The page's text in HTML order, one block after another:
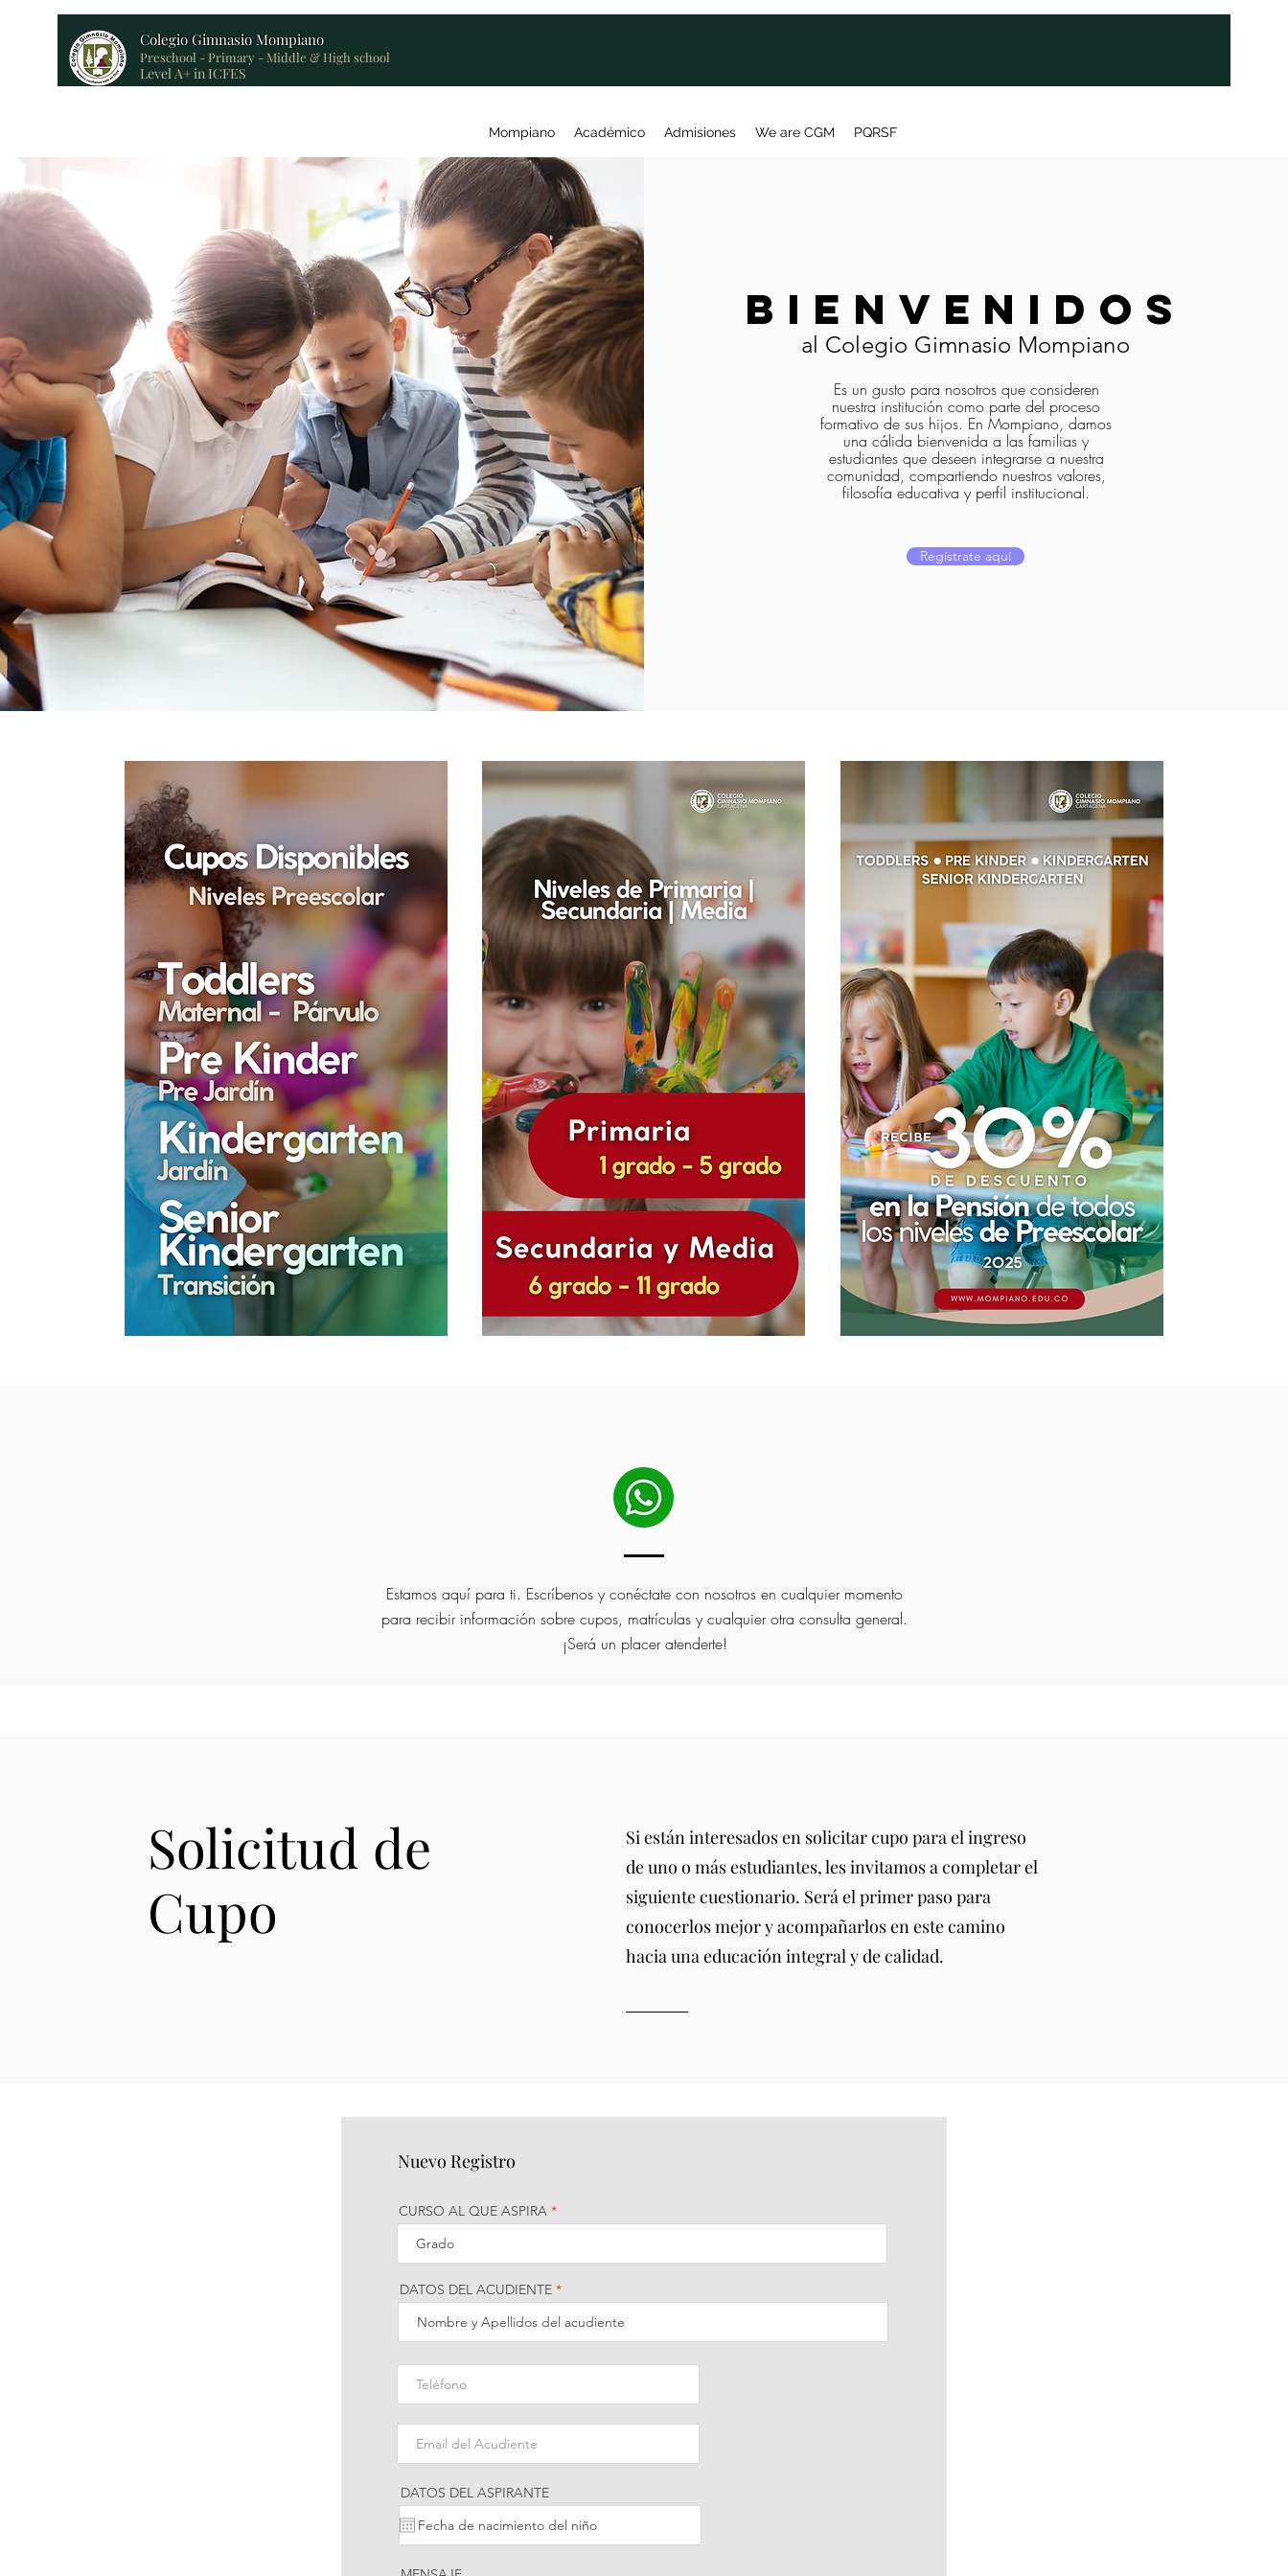
Colegio Gimnasio Mompiano
Preschool - Primary - Middle & High school
Level A+ in ICFES
BIENVENIDOS
al Colegio Gimnasio Mompiano
Es un gusto para nosotros que consideren
nuestra institución como parte del proceso
formativo de sus hijos. En Mompiano, damos
una cálida bienvenida a las familias y
estudiantes que deseen integrarse a nuestra
comunidad, compartiendo nuestros valores,
filosofía educativa y perfil institucional.
Regístrate aquí
Estamos aquí para ti. Escríbenos y conéctate con nosotros en cualquier momento
para recibir información sobre cupos, matrículas y cualquier otra consulta general.
¡Será un placer atenderte!
Solicitud de
Cupo
Si están interesados en solicitar cupo para el ingreso
de uno o más estudiantes, les invitamos a completar el
siguiente cuestionario. Será el primer paso para
conocerlos mejor y acompañarlos en este camino
hacia una educación integral y de calidad.
Nuevo Registro
CURSO AL QUE ASPIRA
DATOS DEL ACUDIENTE
DATOS DEL ASPIRANTE
Mompiano Académico Admisiones We are CGM PQRSF